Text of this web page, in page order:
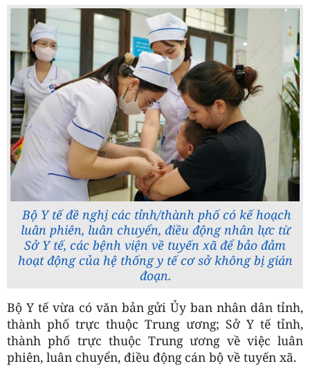
Bộ Y tế đề nghị các tỉnh/thành phố có kế hoạch
luân phiên, luân chuyển, điều động nhân lực từ
Sở Y tế, các bệnh viện về tuyến xã để bảo đảm
hoạt động của hệ thống y tế cơ sở không bị gián
đoạn.
Bộ Y tế vừa có văn bản gửi Ủy ban nhân dân tỉnh,
thành phố trực thuộc Trung ương; Sở Y tế tỉnh,
thành phố trực thuộc Trung ương về việc luân
phiên, luân chuyển, điều động cán bộ về tuyến xã.